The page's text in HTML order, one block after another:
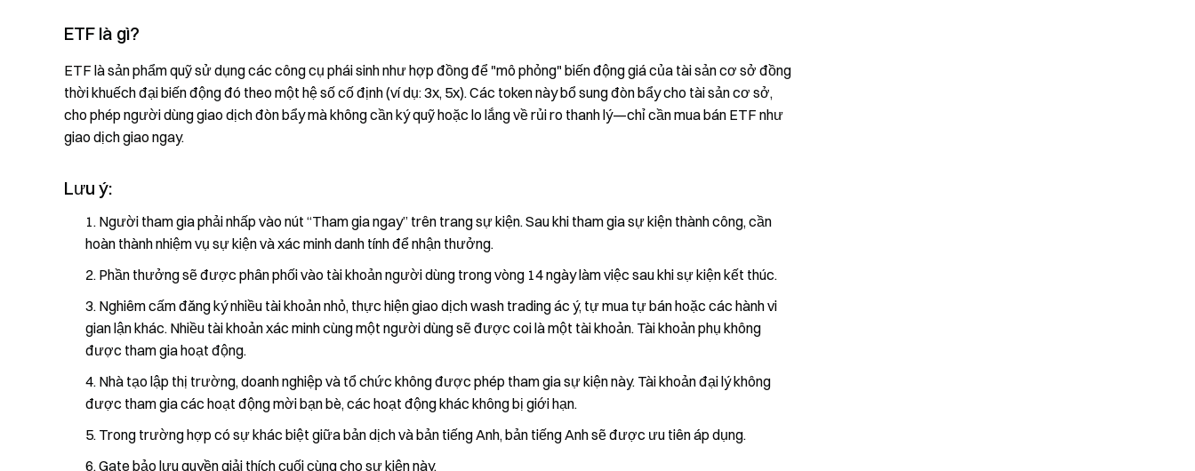
ETF là gì?
ETF là sản phẩm quỹ sử dụng các công cụ phái sinh như hợp đồng để "mô phỏng" biến động giá của tài sản cơ sở đồng
thời khuếch đại biến động đó theo một hệ số cố định (ví dụ: 3x, 5x). Các token này bổ sung đòn bẩy cho tài sản cơ sở,
cho phép người dùng giao dịch đòn bẩy mà không cần ký quỹ hoặc lo lắng về rủi ro thanh lý—chỉ cần mua bán ETF như
giao dịch giao ngay.
Lưu ý:
Người tham gia phải nhấp vào nút “Tham gia ngay” trên trang sự kiện. Sau khi tham gia sự kiện thành công, cần
hoàn thành nhiệm vụ sự kiện và xác minh danh tính để nhận thưởng.
Phần thưởng sẽ được phân phối vào tài khoản người dùng trong vòng 14 ngày làm việc sau khi sự kiện kết thúc.
Nghiêm cấm đăng ký nhiều tài khoản nhỏ, thực hiện giao dịch wash trading ác ý, tự mua tự bán hoặc các hành vi
gian lận khác. Nhiều tài khoản xác minh cùng một người dùng sẽ được coi là một tài khoản. Tài khoản phụ không
được tham gia hoạt động.
Nhà tạo lập thị trường, doanh nghiệp và tổ chức không được phép tham gia sự kiện này. Tài khoản đại lý không
được tham gia các hoạt động mời bạn bè, các hoạt động khác không bị giới hạn.
Trong trường hợp có sự khác biệt giữa bản dịch và bản tiếng Anh, bản tiếng Anh sẽ được ưu tiên áp dụng.
Gate bảo lưu quyền giải thích cuối cùng cho sự kiện này.